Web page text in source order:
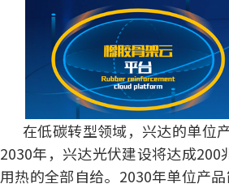
在低碳转型领域，兴达的单位
2030年，兴达光伏建设将达成
用热的全部自给。2030年单位产